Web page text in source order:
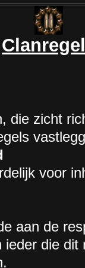
die zicht
voor
aan de
ieder die